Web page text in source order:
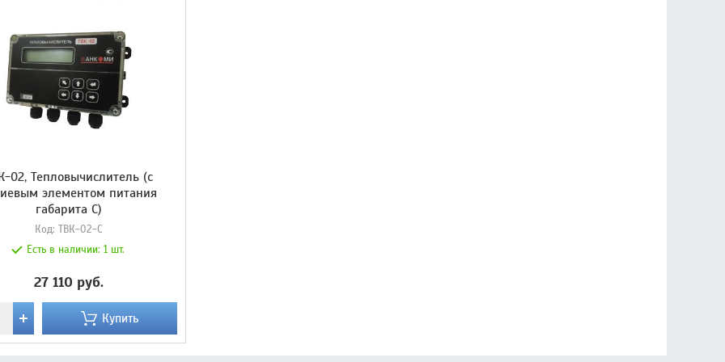
02, Тепловычислитель (с
элементом питания
габарита С)
Код: ТВК-02-C
Есть в наличии:1 шт.
27 110 руб.
Купить